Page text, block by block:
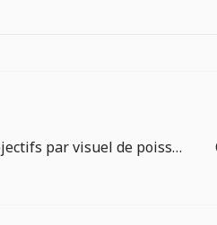
Guide des objectifs par visuel de poisson dans The Big One